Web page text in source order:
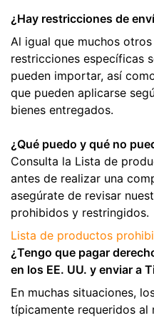
¿Hay restricciones de
Al igual que muchos
restricciones específicas
pueden importar, así
que pueden aplicarse
bienes entregados.
¿Qué puedo y qué no
Consulta la Lista de
antes de realizar una
asegúrate de revisar
prohibidos y restringidos.
Lista de productos
¿Tengo que pagar
en los EE. UU. y enviar a
En muchas situaciones,
típicamente requeridos al